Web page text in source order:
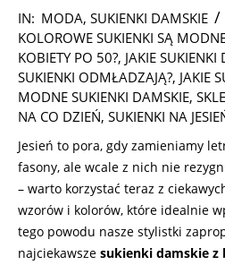
2025-
10-
14
IN: MODA, SUKIENKI DAMSKIE
KOLOROWE SUKIENKI SĄ
KOBIETY PO 50?, JAKIE
SUKIENKI ODMŁADZAJĄ?, JAKIE
MODNE SUKIENKI DAMSKIE,
NA CO DZIEŃ, SUKIENKI NA
Jesień to pora, gdy zamieniamy
fasony, ale wcale z nich nie
– warto korzystać teraz z
wzorów i kolorów, które idealnie
tego powodu nasze stylistki
najciekawsze sukienki damskie z